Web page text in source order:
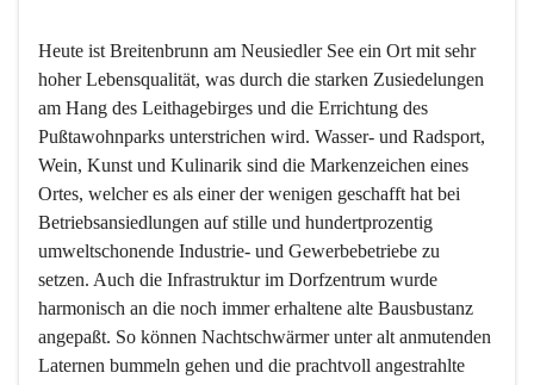
Heute ist Breitenbrunn am Neusiedler See ein Ort mit sehr
hoher Lebensqualität, was durch die starken Zusiedelungen
am Hang des Leithagebirges und die Errichtung des
Pußtawohnparks unterstrichen wird. Wasser- und Radsport,
Wein, Kunst und Kulinarik sind die Markenzeichen eines
Ortes, welcher es als einer der wenigen geschafft hat bei
Betriebsansiedlungen auf stille und hundertprozentig
umweltschonende Industrie- und Gewerbebetriebe zu
setzen. Auch die Infrastruktur im Dorfzentrum wurde
harmonisch an die noch immer erhaltene alte Bausbustanz
angepaßt. So können Nachtschwärmer unter alt anmutenden
Laternen bummeln gehen und die prachtvoll angestrahlte